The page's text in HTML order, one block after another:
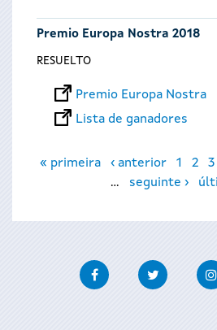
Premio Europa Nostra 2018
RESUELTO
Premio Europa Nostra
Lista de ganadores
Páginas
« primeira ‹ anterior 1 2 3
…
seguinte ›
FacebookTwitter